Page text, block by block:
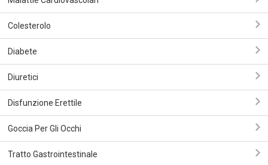
Colesterolo
Diabete
Diuretici
Disfunzione Erettile
Goccia Per Gli Occhi
Tratto Gastrointestinale